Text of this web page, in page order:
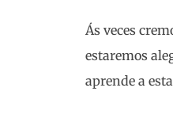
Ás veces
estaremos
aprende a